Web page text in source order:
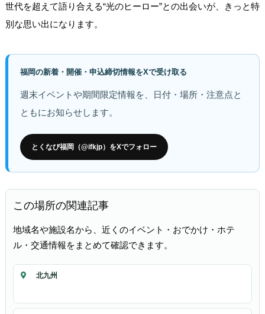
世代を超えて語り合える“光のヒーロー”との出会いが、きっと特
別な思い出になります。
福岡の新着・開催・申込締切情報をXで受け取る
週末イベントや期間限定情報を、日付・場所・注意点と
ともにお知らせします。
とくなび福岡（@ifkjp）をXでフォロー
この場所の関連記事
地域名や施設名から、近くのイベント・おでかけ・ホテ
ル・交通情報をまとめて確認できます。
北九州